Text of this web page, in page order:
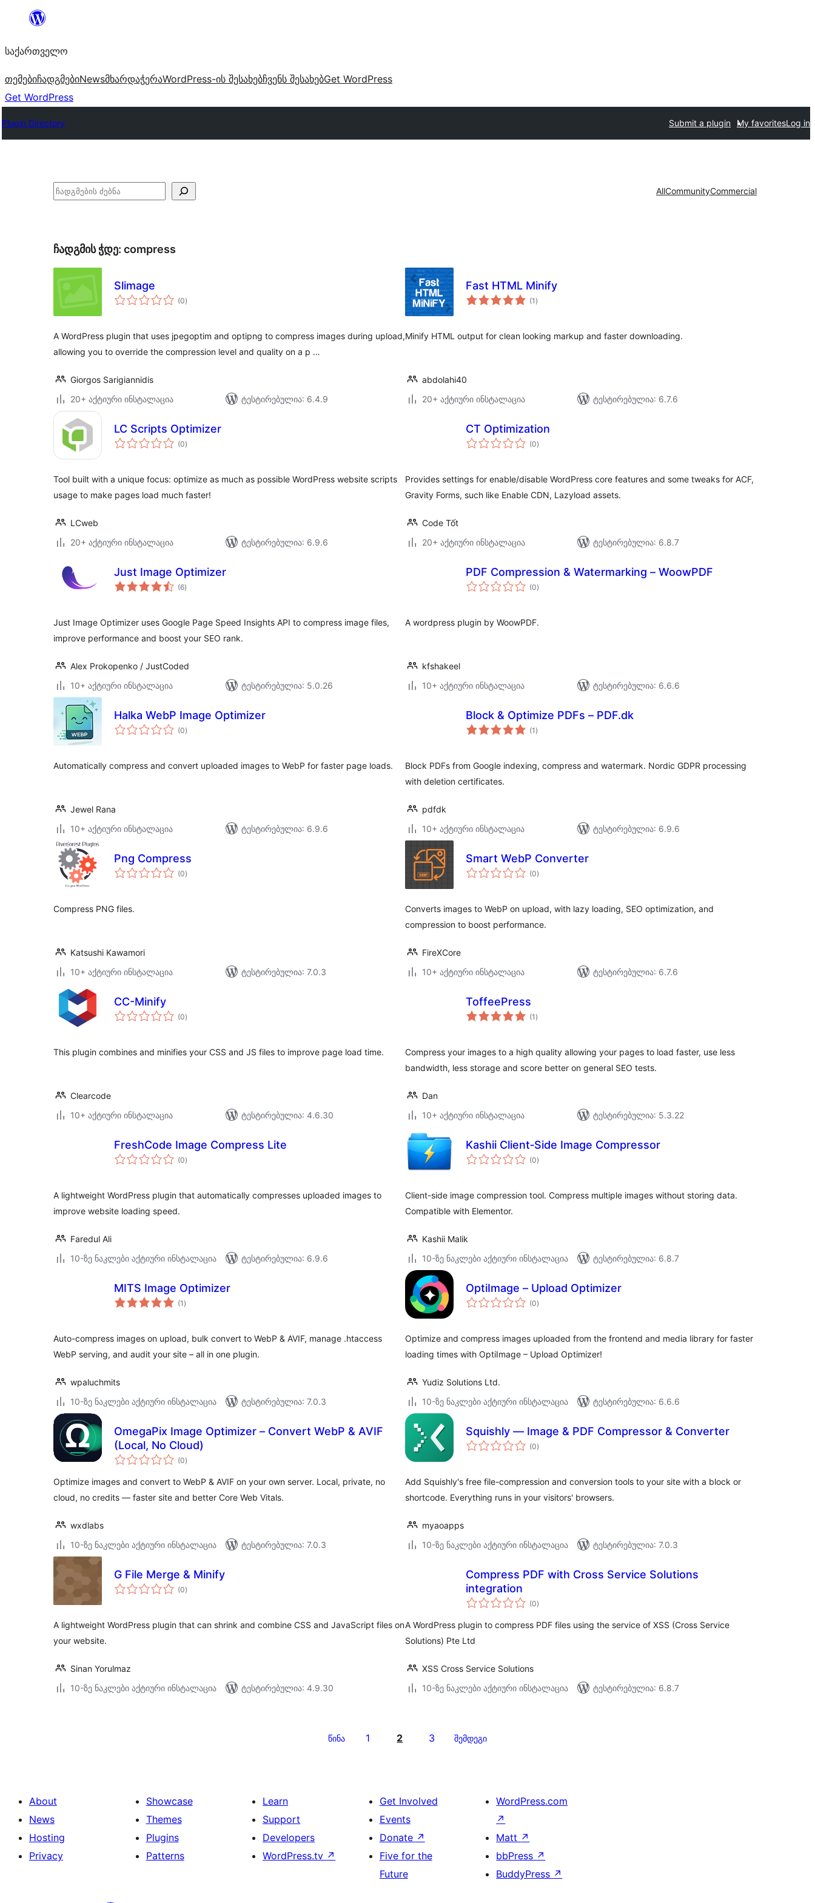
შიგთავსზე
საქართველო
თემებიჩადგმებიNewsმხარდაჭერაWordPress-ის შესახებჩვენს შესახებGet WordPress
Get WordPress
Plugin Directory Submit a plugin My favoritesLog in
ძებნა AllCommunityCommercial
ჩადგმის ჭდე: compress
Slimage
(0საერთო
რეიტინგი
)
A WordPress plugin that uses jpegoptim and optipng to compress images during upload,
allowing you to override the compression level and quality on a p …
Giorgos Sarigiannidis
20+ აქტიური ინსტალაცია
ტესტირებულია: 6.4.9
Fast HTML Minify
(1 საერთო
რეიტინგი
)
Minify HTML output for clean looking markup and faster downloading.
abdolahi40
20+ აქტიური ინსტალაცია
ტესტირებულია: 6.7.6
LC Scripts Optimizer
(0საერთო
რეიტინგი
)
Tool built with a unique focus: optimize as much as possible WordPress website scripts
usage to make pages load much faster!
LCweb
20+ აქტიური ინსტალაცია
ტესტირებულია: 6.9.6
CT Optimization
(0საერთო
რეიტინგი
)
Provides settings for enable/disable WordPress core features and some tweaks for ACF,
Gravity Forms, such like Enable CDN, Lazyload assets.
Code Tốt
20+ აქტიური ინსტალაცია
ტესტირებულია: 6.8.7
Just Image Optimizer
(6საერთო
რეიტინგი
)
Just Image Optimizer uses Google Page Speed Insights API to compress image files,
improve performance and boost your SEO rank.
Alex Prokopenko / JustCoded
10+ აქტიური ინსტალაცია
ტესტირებულია: 5.0.26
PDF Compression & Watermarking – WoowPDF
(0საერთო
რეიტინგი
)
A wordpress plugin by WoowPDF.
kfshakeel
10+ აქტიური ინსტალაცია
ტესტირებულია: 6.6.6
Halka WebP Image Optimizer
(0საერთო
რეიტინგი
)
Automatically compress and convert uploaded images to WebP for faster page loads.
Jewel Rana
10+ აქტიური ინსტალაცია
ტესტირებულია: 6.9.6
Block & Optimize PDFs – PDF.dk
(1 საერთო
რეიტინგი
)
Block PDFs from Google indexing, compress and watermark. Nordic GDPR processing
with deletion certificates.
pdfdk
10+ აქტიური ინსტალაცია
ტესტირებულია: 6.9.6
Png Compress
(0საერთო
რეიტინგი
)
Compress PNG files.
Katsushi Kawamori
10+ აქტიური ინსტალაცია
ტესტირებულია: 7.0.3
Smart WebP Converter
(0საერთო
რეიტინგი
)
Converts images to WebP on upload, with lazy loading, SEO optimization, and
compression to boost performance.
FireXCore
10+ აქტიური ინსტალაცია
ტესტირებულია: 6.7.6
CC-Minify
(0საერთო
რეიტინგი
)
This plugin combines and minifies your CSS and JS files to improve page load time.
Clearcode
10+ აქტიური ინსტალაცია
ტესტირებულია: 4.6.30
ToffeePress
(1 საერთო
რეიტინგი
)
Compress your images to a high quality allowing your pages to load faster, use less
bandwidth, less storage and score better on general SEO tests.
Dan
10+ აქტიური ინსტალაცია
ტესტირებულია: 5.3.22
FreshCode Image Compress Lite
(0საერთო
რეიტინგი
)
A lightweight WordPress plugin that automatically compresses uploaded images to
improve website loading speed.
Faredul Ali
10-ზე ნაკლები აქტიური ინსტალაცია
ტესტირებულია: 6.9.6
Kashii Client‑Side Image Compressor
(0საერთო
რეიტინგი
)
Client-side image compression tool. Compress multiple images without storing data.
Compatible with Elementor.
Kashii Malik
10-ზე ნაკლები აქტიური ინსტალაცია
ტესტირებულია: 6.8.7
MITS Image Optimizer
(1 საერთო
რეიტინგი
)
Auto-compress images on upload, bulk convert to WebP & AVIF, manage .htaccess
WebP serving, and audit your site – all in one plugin.
wpaluchmits
10-ზე ნაკლები აქტიური ინსტალაცია
ტესტირებულია: 7.0.3
OptiImage – Upload Optimizer
(0საერთო
რეიტინგი
)
Optimize and compress images uploaded from the frontend and media library for faster
loading times with OptiImage – Upload Optimizer!
Yudiz Solutions Ltd.
10-ზე ნაკლები აქტიური ინსტალაცია
ტესტირებულია: 6.6.6
OmegaPix Image Optimizer – Convert WebP & AVIF
(Local, No Cloud)
(0საერთო
რეიტინგი
)
Optimize images and convert to WebP & AVIF on your own server. Local, private, no
cloud, no credits — faster site and better Core Web Vitals.
wxdlabs
10-ზე ნაკლები აქტიური ინსტალაცია
ტესტირებულია: 7.0.3
Squishly — Image & PDF Compressor & Converter
(0საერთო
რეიტინგი
)
Add Squishly's free file-compression and conversion tools to your site with a block or
shortcode. Everything runs in your visitors' browsers.
myaoapps
10-ზე ნაკლები აქტიური ინსტალაცია
ტესტირებულია: 7.0.3
G File Merge & Minify
(0საერთო
რეიტინგი
)
A lightweight WordPress plugin that can shrink and combine CSS and JavaScript files on
your website.
Sinan Yorulmaz
10-ზე ნაკლები აქტიური ინსტალაცია
ტესტირებულია: 4.9.30
Compress PDF with Cross Service Solutions
integration
(0საერთო
რეიტინგი
)
A WordPress plugin to compress PDF files using the service of XSS (Cross Service
Solutions) Pte Ltd
XSS Cross Service Solutions
10-ზე ნაკლები აქტიური ინსტალაცია
ტესტირებულია: 6.8.7
წინა 1 2 3 შემდეგი
About
News
Hosting
Privacy
Showcase
Themes
Plugins
Patterns
Learn
Support
Developers
WordPress.tv ↗
Get Involved
Events
Donate ↗
Five for the
Future
WordPress.com
↗
Matt ↗
bbPress ↗
BuddyPress ↗